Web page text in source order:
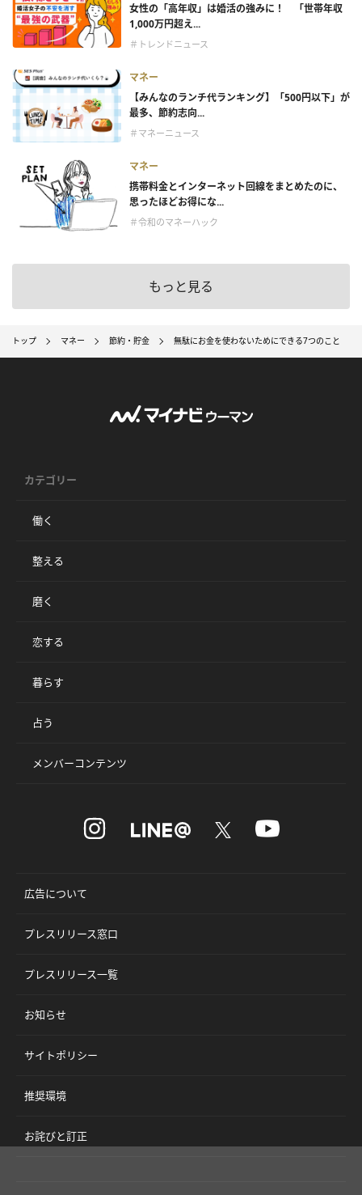
女性の「高年収」は婚活の強みに！ 「世帯年収
1,000万円超え...
＃トレンドニュース
マネー
【みんなのランチ代ランキング】「500円以下」が
最多、節約志向...
＃マネーニュース
マネー
携帯料金とインターネット回線をまとめたのに、
思ったほどお得にな...
＃令和のマネーハック
もっと見る
トップ マネー 節約・貯金 無駄にお金を使わないためにできる7つのこと
カテゴリー
働く
整える
磨く
恋する
暮らす
占う
メンバーコンテンツ
広告について
プレスリリース窓口
プレスリリース一覧
お知らせ
サイトポリシー
推奨環境
お詫びと訂正